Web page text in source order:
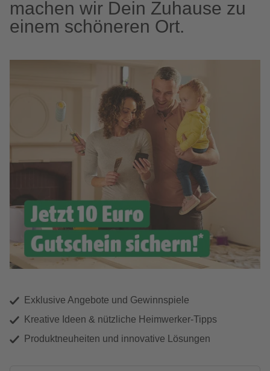
machen wir Dein Zuhause zu
einem schöneren Ort.
Exklusive Angebote und Gewinnspiele
Kreative Ideen & nützliche Heimwerker-Tipps
Produktneuheiten und innovative Lösungen